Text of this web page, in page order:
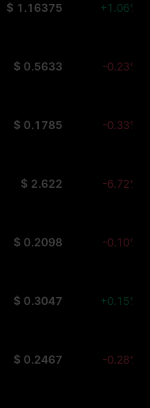
$ 1.16375 +1.06%
$ 0.5633 -0.23%
$ 0.1785 -0.33%
$ 2.622 -6.72%
$ 0.2098 -0.10%
$ 0.3047 +0.15%
$ 0.2467 -0.28%